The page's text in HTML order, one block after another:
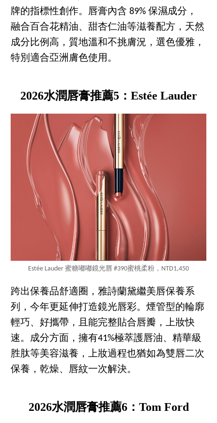
牌的指標性創作。唇膏內含 89% 保濕成分，
融合百合花精油、甜杏仁油等滋養配方，天然
成分比例高，質地溫和不挑膚況，選色優雅，
特別適合亞洲膚色使用。
2026水潤唇膏推薦5：Estée Lauder
Estée Lauder 蜜糖嘟嘟鏡光唇 #390蜜桃柔粉，NTD1,450
跨出保養品舒適圈，雅詩蘭黛繼美唇保養系
列，今年更延伸打造鏡光唇彩。煙管型的輪廓
輕巧、好攜帶，且能完整貼合唇瓣，上妝快
速。成分方面，擁有41%極萃護唇油、精華級
胜肽等美容滋養，上妝過程也猶如為雙唇二次
保養，乾燥、唇紋一次解決。
2026水潤唇膏推薦6：Tom Ford